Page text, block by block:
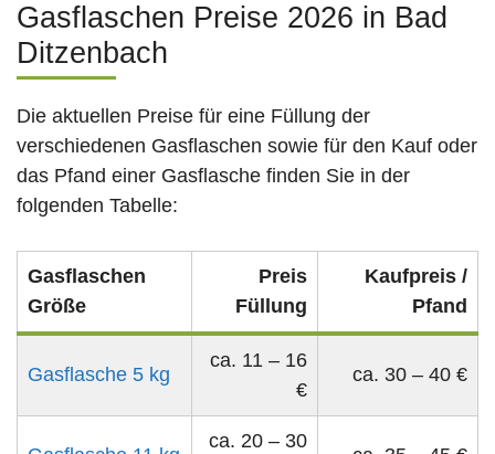
Gasflaschen Preise 2026 in Bad
Ditzenbach
Die aktuellen Preise für eine Füllung der
verschiedenen Gasflaschen sowie für den Kauf oder
das Pfand einer Gasflasche finden Sie in der
folgenden Tabelle:
Gasflaschen
Größe
Preis
Füllung
Kaufpreis /
Pfand
Gasflasche 5 kg
ca. 11 – 16
€
ca. 30 – 40 €
ca. 20 – 30